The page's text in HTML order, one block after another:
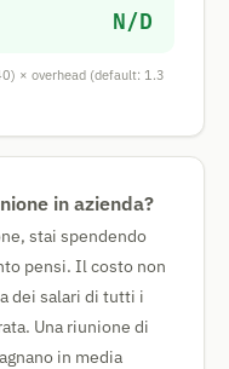
N/D
× overhead (default: 1.3
in azienda?
stai spendendo
pensi. Il costo non
dei salari di tutti i
Una riunione di
in media